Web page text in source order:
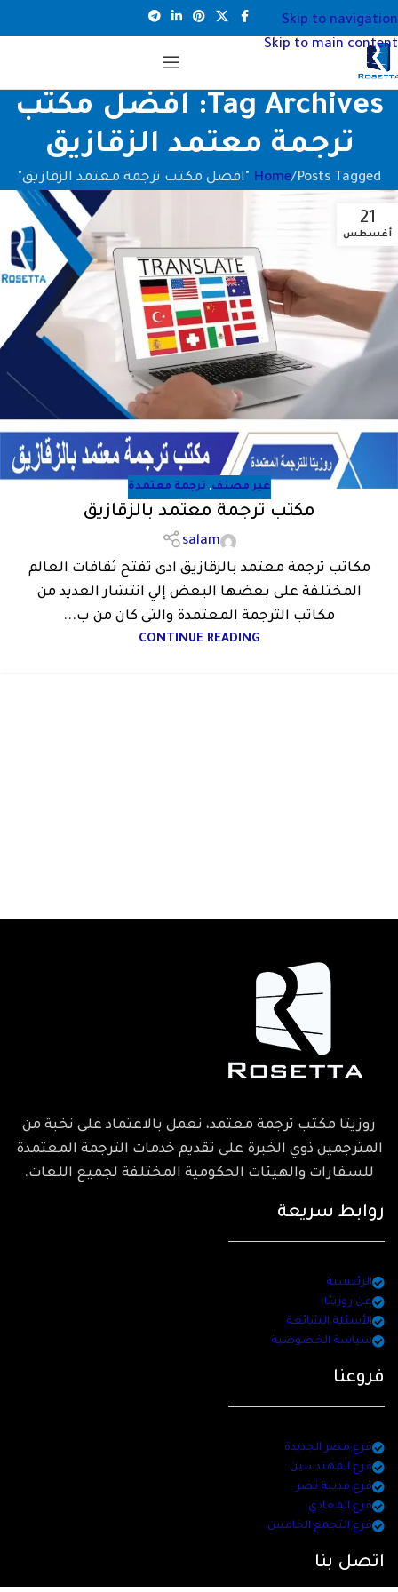
Skip to navigation
Skip to main content
Tag Archives: افضل مكتب
ترجمة معتمد الزقازيق
Home Posts Tagged "افضل مكتب ترجمة معتمد الزقازيق"
21
أغسطس
غير مصنف, ترجمة معتمدة
مكتب ترجمة معتمد بالزقازيق
salam
مكاتب ترجمة معتمد بالزقازيق ادى تفتح ثقافات العالم
المختلفة على بعضها البعض إلي انتشار العديد من
مكاتب الترجمة المعتمدة والتى كان من ب...
CONTINUE READING
روزيتا مكتب ترجمة معتمد، نعمل بالاعتماد على نخبة من
المترجمين ذوي الخبرة على تقديم خدمات الترجمة المعتمدة
للسفارات والهيئات الحكومية المختلفة لجميع اللغات.
روابط سريعة
الرئيسية
عن روزيتا
الأسئلة الشائعة
سياسة الخصوصية
فروعنا
فرع مصر الجديدة
فرع المهندسين
فرع مدينة نصر
فرع المعادي
فرع التجمع الخامس
اتصل بنا